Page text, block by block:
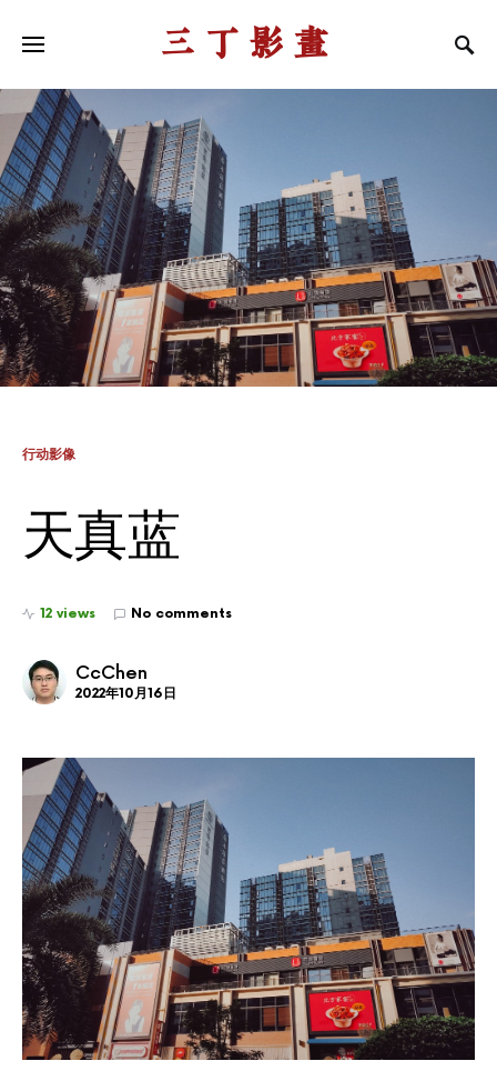
三丁影画
行动影像
天真蓝
12 views No comments
CcChen
2022年10月16日